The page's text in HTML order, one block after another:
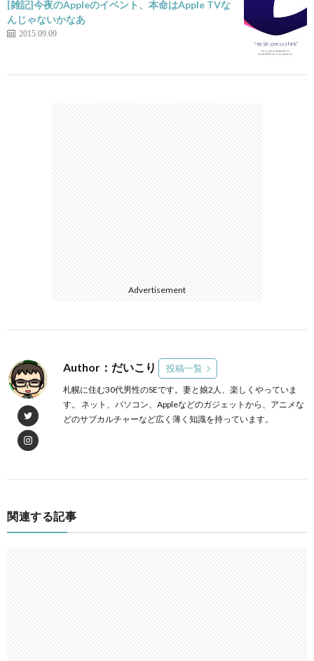
[雑記]今夜のAppleのイベント、本命はApple TVな
んじゃないかなあ
2015.09.09
Advertisement
Author：だいこり 投稿一覧
札幌に住む30代男性のSEです。妻と娘2人、楽しくやっていま
す。 ネット、パソコン、Appleなどのガジェットから、アニメな
どのサブカルチャーなど広く薄く知識を持っています。
関連する記事